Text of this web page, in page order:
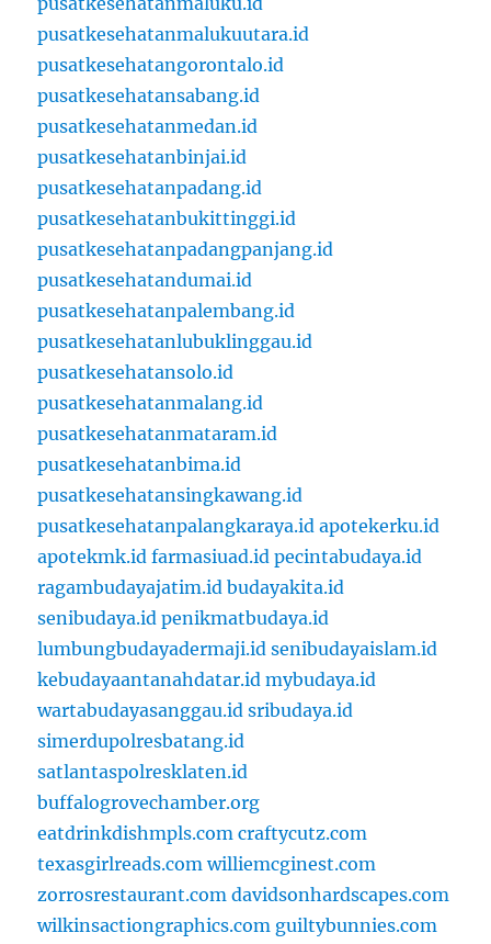
pusatkesehatanmalukuutara.id
pusatkesehatangorontalo.id
pusatkesehatansabang.id
pusatkesehatanmedan.id
pusatkesehatanbinjai.id
pusatkesehatanpadang.id
pusatkesehatanbukittinggi.id
pusatkesehatanpadangpanjang.id
pusatkesehatandumai.id
pusatkesehatanpalembang.id
pusatkesehatanlubuklinggau.id
pusatkesehatansolo.id
pusatkesehatanmalang.id
pusatkesehatanmataram.id
pusatkesehatanbima.id
pusatkesehatansingkawang.id
pusatkesehatanpalangkaraya.id apotekerku.id
apotekmk.id farmasiuad.id pecintabudaya.id
ragambudayajatim.id budayakita.id
senibudaya.id penikmatbudaya.id
lumbungbudayadermaji.id senibudayaislam.id
kebudayaantanahdatar.id mybudaya.id
wartabudayasanggau.id sribudaya.id
simerdupolresbatang.id
satlantaspolresklaten.id
buffalogrovechamber.org
eatdrinkdishmpls.com craftycutz.com
texasgirlreads.com williemcginest.com
zorrosrestaurant.com davidsonhardscapes.com
wilkinsactiongraphics.com guiltybunnies.com